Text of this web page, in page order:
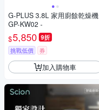
G-PLUS 3.8L 家用廚餘乾燥機
GP-KW02 -
$5,850 9折
挑戰低價 券
加入購物車